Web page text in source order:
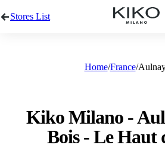
Stores List
Home France
Kiko Milano -
Bois - Le Haut